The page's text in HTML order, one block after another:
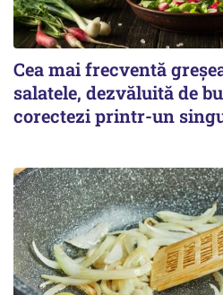
Cea mai frecventă
salatele, dezvăluită de
corectezi printr-un